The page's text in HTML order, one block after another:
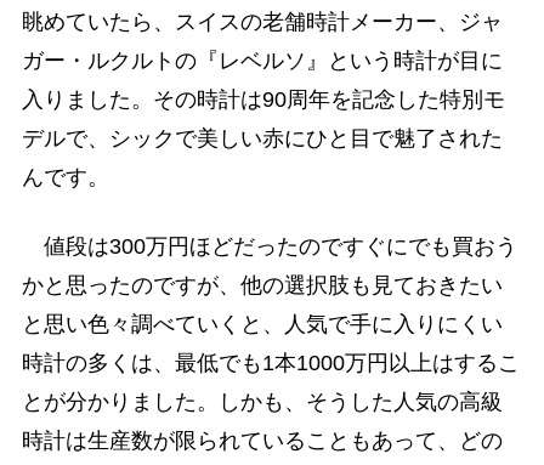
眺めていたら、スイスの老舗時計メーカー、ジャ
ガー・ルクルトの『レベルソ』という時計が目に
入りました。その時計は90周年を記念した特別モ
デルで、シックで美しい赤にひと目で魅了された
んです。
値段は300万円ほどだったのですぐにでも買おう
かと思ったのですが、他の選択肢も見ておきたい
と思い色々調べていくと、人気で手に入りにくい
時計の多くは、最低でも1本1000万円以上はするこ
とが分かりました。しかも、そうした人気の高級
時計は生産数が限られていることもあって、どの